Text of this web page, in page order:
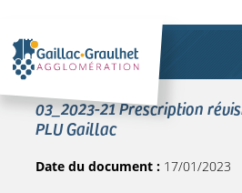
03_2023-21 Prescription
PLU Gaillac
Date du document : 17/01/2023